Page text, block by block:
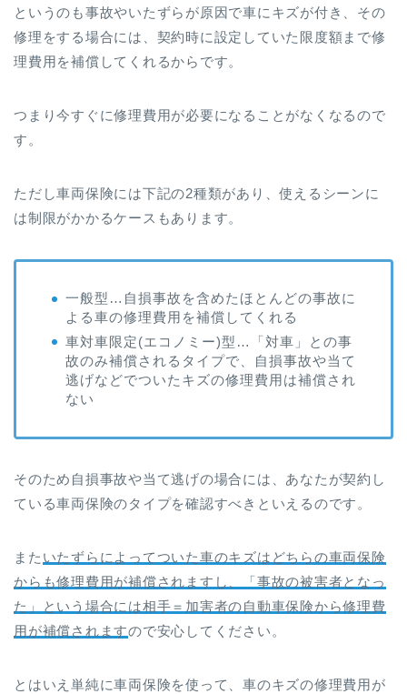
というのも事故やいたずらが原因で車にキズが付き、その
修理をする場合には、契約時に設定していた限度額まで修
理費用を補償してくれるからです。
つまり今すぐに修理費用が必要になることがなくなるので
す。
ただし車両保険には下記の2種類があり、使えるシーンに
は制限がかかるケースもあります。
一般型…自損事故を含めたほとんどの事故に
よる車の修理費用を補償してくれる
車対車限定(エコノミー)型…「対車」との事
故のみ補償されるタイプで、自損事故や当て
逃げなどでついたキズの修理費用は補償され
ない
そのため自損事故や当て逃げの場合には、あなたが契約し
ている車両保険のタイプを確認すべきといえるのです。
また いたずらによってついた車のキズはどちらの車両保険
からも修理費用が補償されますし、「事故の被害者となっ
た」という場合には相手＝加害者の自動車保険から修理費
用が補償されますので安心してください。
とはいえ単純に車両保険を使って、車のキズの修理費用が